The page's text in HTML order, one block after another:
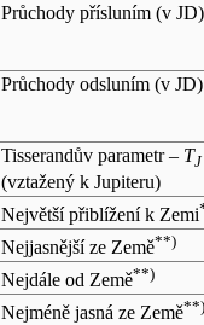
Průchody přísluním (v JD)
Průchody odsluním (v JD)
Tisserandův parametr – TJ
(vztažený k Jupiteru)
Největší přiblížení k Zemi
Nejjasnější ze Země**)
Nejdále od Země**)
Nejméně jasná ze Země**)